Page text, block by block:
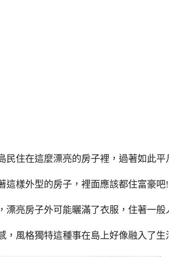
民住在這麼漂亮的房子裡，過著如此平
這樣外型的房子，裡面應該都住富豪吧
漂亮房子外可能曬滿了衣服，住著一般
，風格獨特這種事在島上好像融入了